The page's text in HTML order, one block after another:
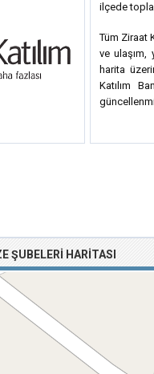
ilçede
Tüm Ziraat
ve
harita
Katılım
ŞUBELERI HARITASI